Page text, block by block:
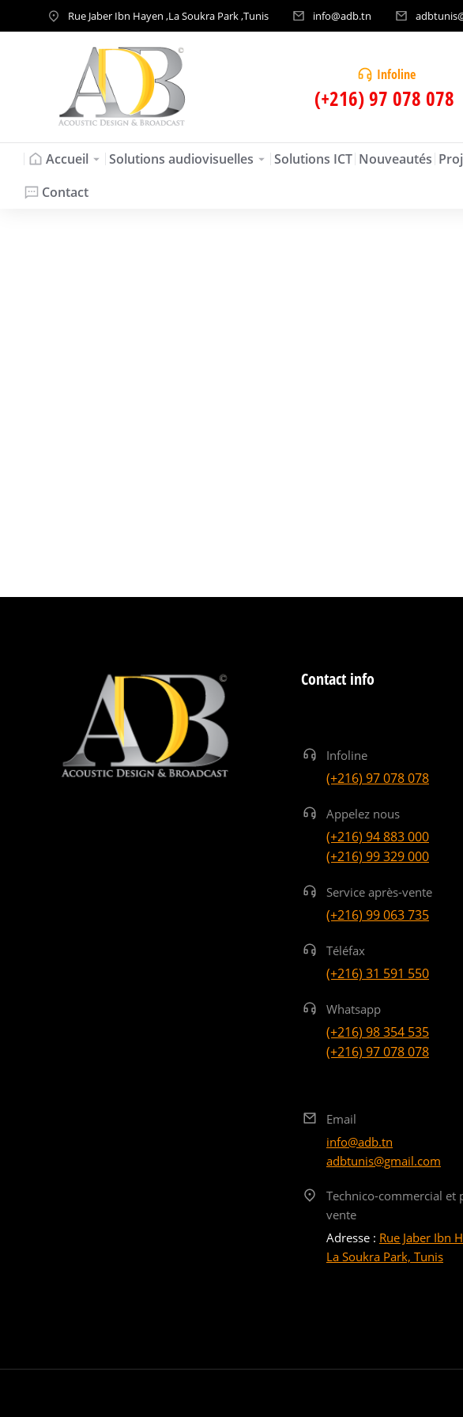
Rue Jaber Ibn Hayen ,La Soukra Park ,Tunis info@adb.tn
Infoline
(+216) 97 078 078
Accueil Solutions audiovisuelles Solutions ICT Nouveautés
Contact
Contact info
Infoline
(+216) 97 078 078
Appelez nous
(+216) 94 883 000
(+216) 99 329 000
Service après-vente
(+216) 99 063 735
Téléfax
(+216) 31 591 550
Whatsapp
(+216) 98 354 535
(+216) 97 078 078
Email
info@adb.tn
adbtunis@gmail.com
Technico-commercial et
vente
Adresse : Rue Jaber Ibn
La Soukra Park, Tunis